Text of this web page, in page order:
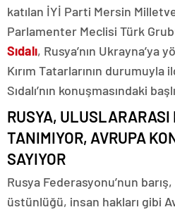
katılan İYİ Parti Mersin
Parlamenter Meclisi Türk
Sıdalı, Rusya’nın Ukrayna’ya
Kırım Tatarlarının durumuyla
Sıdalı’nın konuşmasındaki
RUSYA,
TANIMIYOR, AVRUPA
SAYIYOR
Rusya Federasyonu’nun
üstünlüğü, insan hakları gibi